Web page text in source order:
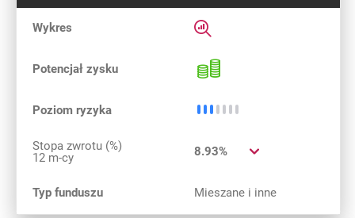
Wykres
Potencjał zysku
Poziom ryzyka Średnio niskie ryzyko
Stopa zwrotu (%)
12 m-cy
8.93%
Typ funduszu Mieszane i inne